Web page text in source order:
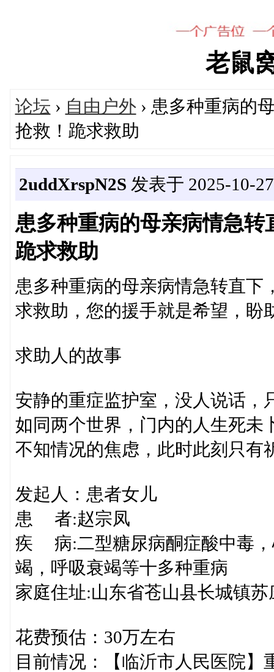
老鼠
论坛 › 自由户外› 患多种重病的
抢救！跪求救助
2uddXrspN2S 发表于 2025-10-
患多种重病的母亲病情急
跪求救助
患多种重病的母亲病情急转直下
求救助，您的援手就是希望，盼
求助人的故事
安静的重症监护室，没人说话，
如同两个世界，门内的人生死未
不知情况的焦虑，此时此刻只有
发起人：患者女儿
患 者:赵宗凤
疾 病:二型糖尿病酮症酸中毒，
竭，呼吸衰竭等十多种重病
家庭住址:山东省苍山县长城镇苏
花费预估：30万左右
目前情况：【临沂市人民医院